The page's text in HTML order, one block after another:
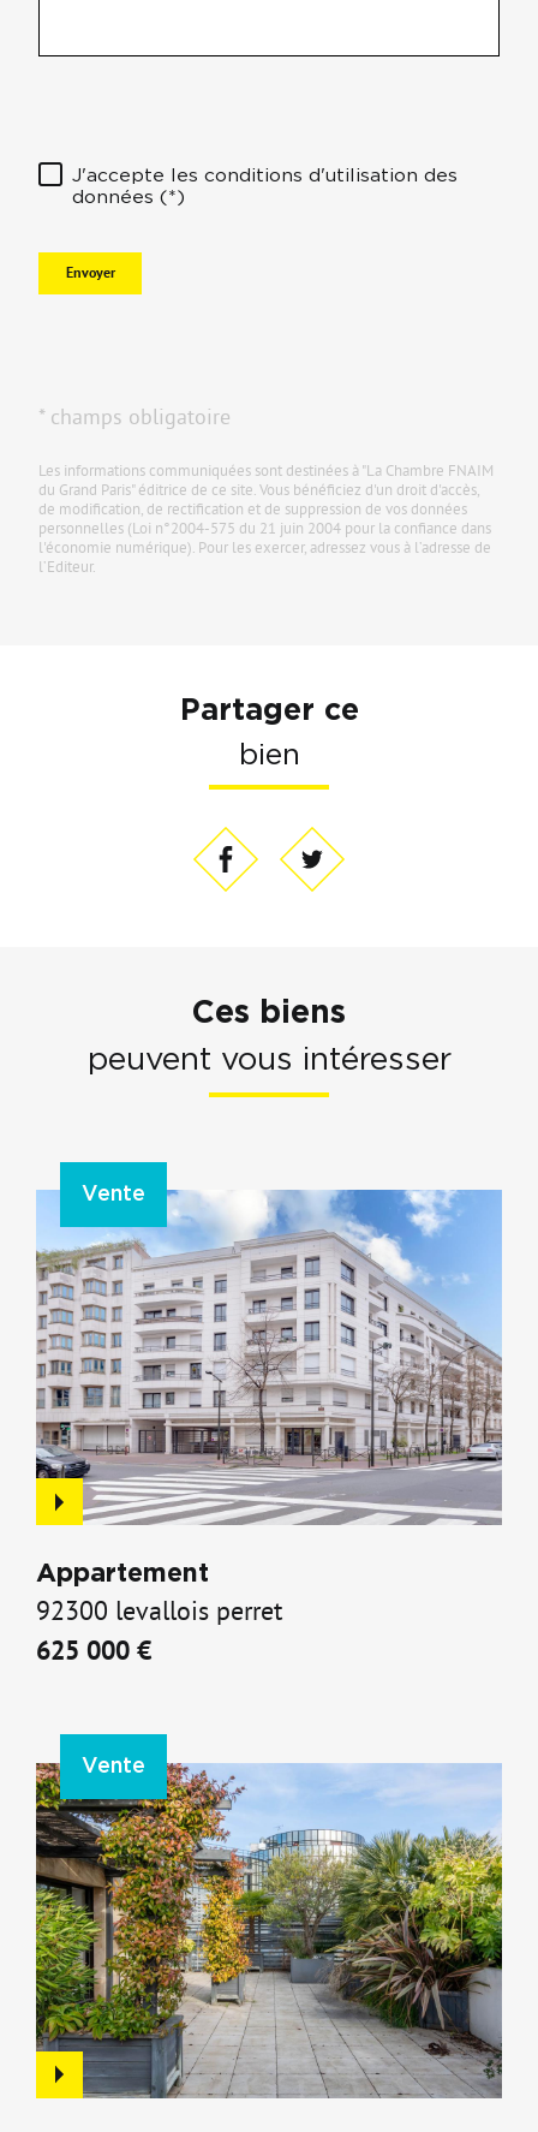
J'accepte les conditions d'utilisation des
données (*)
Envoyer
* champs obligatoire
Les informations communiquées sont destinées à "La Chambre FNAIM
du Grand Paris" éditrice de ce site. Vous bénéficiez d'un droit d'accès,
de modification, de rectification et de suppression de vos données
personnelles (Loi n°2004-575 du 21 juin 2004 pour la confiance dans
l'économie numérique). Pour les exercer, adressez vous à l’adresse de
l’Editeur.
Partager ce
bien
Ces biens
peuvent vous intéresser
Vente
Appartement
92300 levallois perret
625 000 €
Vente